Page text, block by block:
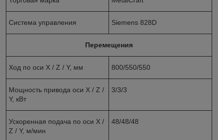
Система управления Siemens 828D
Перемещения
Ход по оси X / Z / Y, мм 800/550/550
Мощность привода оси X / Z /
Y, кВт
3/3/3
Ускоренная подача по оси X /
Z / Y, м/мин
48/48/48